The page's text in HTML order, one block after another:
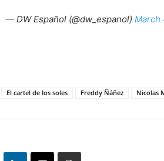
— DW Español (@dw_espanol) March
El cartel de los soles Freddy Ñáñez Nicolas